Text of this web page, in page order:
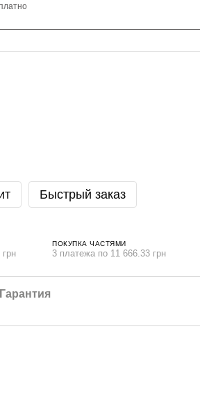
Быстрый заказ
ПОКУПКА ЧАСТЯМИ
3 платежа по 11 666.33 грн
Гарантия